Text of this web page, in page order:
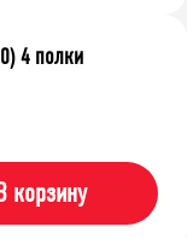
4 полки
корзину